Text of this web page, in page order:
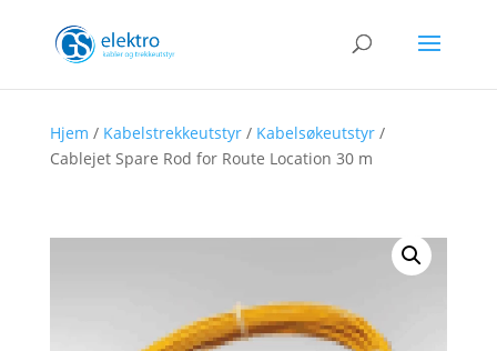
Hjem / Kabelstrekkeutstyr/ Kabelsøkeutstyr/
Cablejet Spare Rod for Route Location 30 m